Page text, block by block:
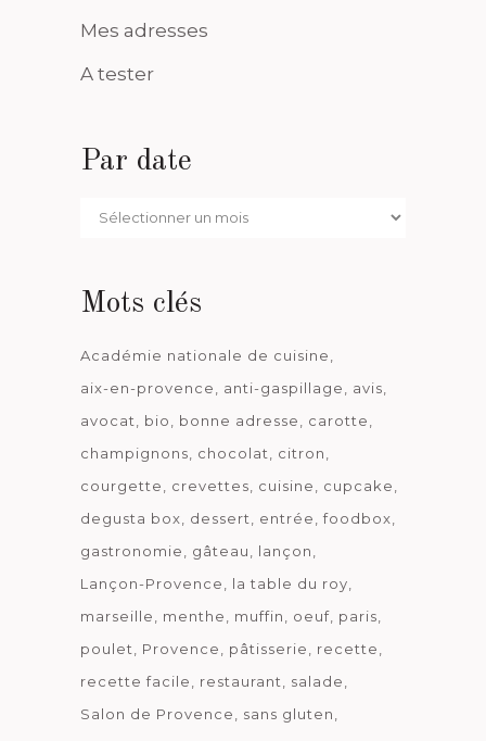
Mes adresses
A tester
Par date
Par
Mots clés
Académie nationale de cuisine
aix-en-provence
anti-gaspillage
avis
avocat
bio bonne adresse
carotte
champignons
chocolat
citron
courgette
crevettes cuisine
cupcake
degusta box
dessert entrée
foodbox
gastronomie
gâteau
lançon
Lançon-Provence
la table du roy
marseille
menthe muffin oeuf paris
poulet
Provence pâtisserie
recette
recette facile
restaurant
salade
Salon de Provence
sans gluten